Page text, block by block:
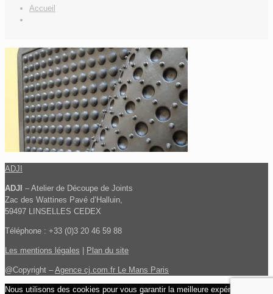
Accueil
ADJI
ADJI – Atelier de Découpe de Joints
Zac des Wattines Pavé d’Halluin,
59497 LINSELLES CEDEX
Téléphone : +33 (0)3 20 46 59 88
Les mentions légales Plan du site
@Copyright – Agence cj.com.fr Le Mans Paris
Nous utilisons des cookies pour vous garantir la meilleure expérience sur